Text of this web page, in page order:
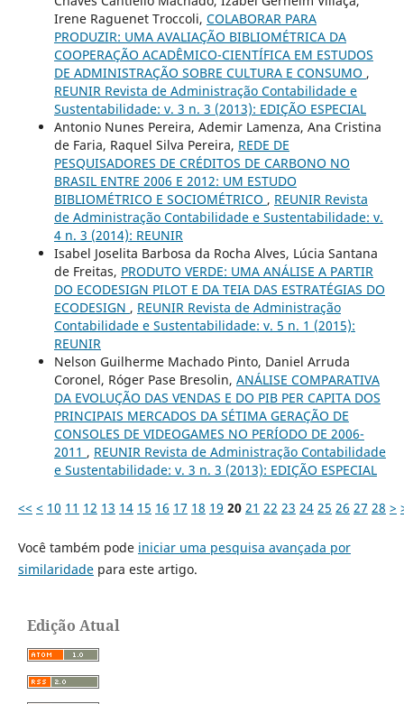
Irene Raguenet Troccoli, COLABORAR PARA
PRODUZIR: UMA AVALIAÇÃO BIBLIOMÉTRICA DA
COOPERAÇÃO ACADÊMICO-CIENTÍFICA EM ESTUDOS
DE ADMINISTRAÇÃO SOBRE CULTURA E CONSUMO ,
REUNIR Revista de Administração Contabilidade e
Sustentabilidade: v. 3 n. 3 (2013): EDIÇÃO ESPECIAL
Antonio Nunes Pereira, Ademir Lamenza, Ana Cristina
de Faria, Raquel Silva Pereira, REDE DE
PESQUISADORES DE CRÉDITOS DE CARBONO NO
BRASIL ENTRE 2006 E 2012: UM ESTUDO
BIBLIOMÉTRICO E SOCIOMÉTRICO , REUNIR Revista
de Administração Contabilidade e Sustentabilidade: v.
4 n. 3 (2014): REUNIR
Isabel Joselita Barbosa da Rocha Alves, Lúcia Santana
de Freitas, PRODUTO VERDE: UMA ANÁLISE A PARTIR
DO ECODESIGN PILOT E DA TEIA DAS ESTRATÉGIAS DO
ECODESIGN , REUNIR Revista de Administração
Contabilidade e Sustentabilidade: v. 5 n. 1 (2015):
REUNIR
Nelson Guilherme Machado Pinto, Daniel Arruda
Coronel, Róger Pase Bresolin, ANÁLISE COMPARATIVA
DA EVOLUÇÃO DAS VENDAS E DO PIB PER CAPITA DOS
PRINCIPAIS MERCADOS DA SÉTIMA GERAÇÃO DE
CONSOLES DE VIDEOGAMES NO PERÍODO DE 2006-
2011 , REUNIR Revista de Administração Contabilidade
e Sustentabilidade: v. 3 n. 3 (2013): EDIÇÃO ESPECIAL
<< < 10 11 12 13 14 15 16 17 18 19 20 21 22 23 24 25 26 27 28 >
Você também pode iniciar uma pesquisa avançada por
similaridadepara este artigo.
Edição Atual